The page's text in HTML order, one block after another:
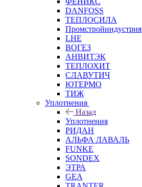
DANFOSS
ТЕПЛОСИЛА
Промстройиндустрия
LHE
ВОГЕЗ
АНВИТЭК
ТЕПЛОХИТ
СЛАВУТИЧ
ЮТЕРМО
ТИЖ
Уплотнения
Назад
Уплотнения
РИДАН
АЛЬФА ЛАВАЛЬ
FUNKE
SONDEX
ЭТРА
GEA